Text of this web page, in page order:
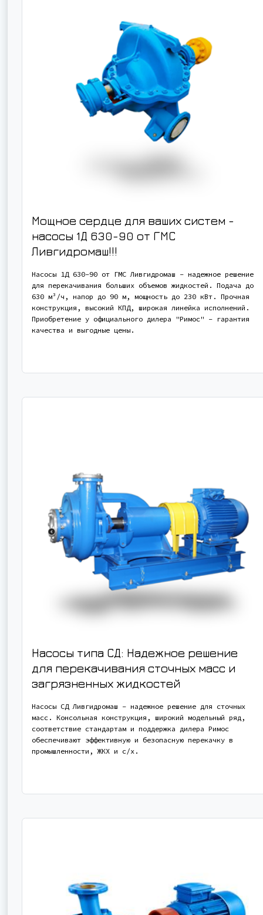
Мощное сердце для ваших систем -
насосы 1Д 630-90 от ГМС
Ливгидромаш!!!
Насосы 1Д 630-90 от ГМС Ливгидромаш - надежное решение
для перекачивания больших объемов жидкостей. Подача до
630 м³/ч, напор до 90 м, мощность до 230 кВт. Прочная
конструкция, высокий КПД, широкая линейка исполнений.
Приобретение у официального дилера "Римос" - гарантия
качества и выгодные цены.
Насосы типа СД: Надежное решение
для перекачивания сточных масс и
загрязненных жидкостей
Насосы СД Ливгидромаш – надежное решение для сточных
масс. Консольная конструкция, широкий модельный ряд,
соответствие стандартам и поддержка дилера Римос
обеспечивают эффективную и безопасную перекачку в
промышленности, ЖКХ и с/х.